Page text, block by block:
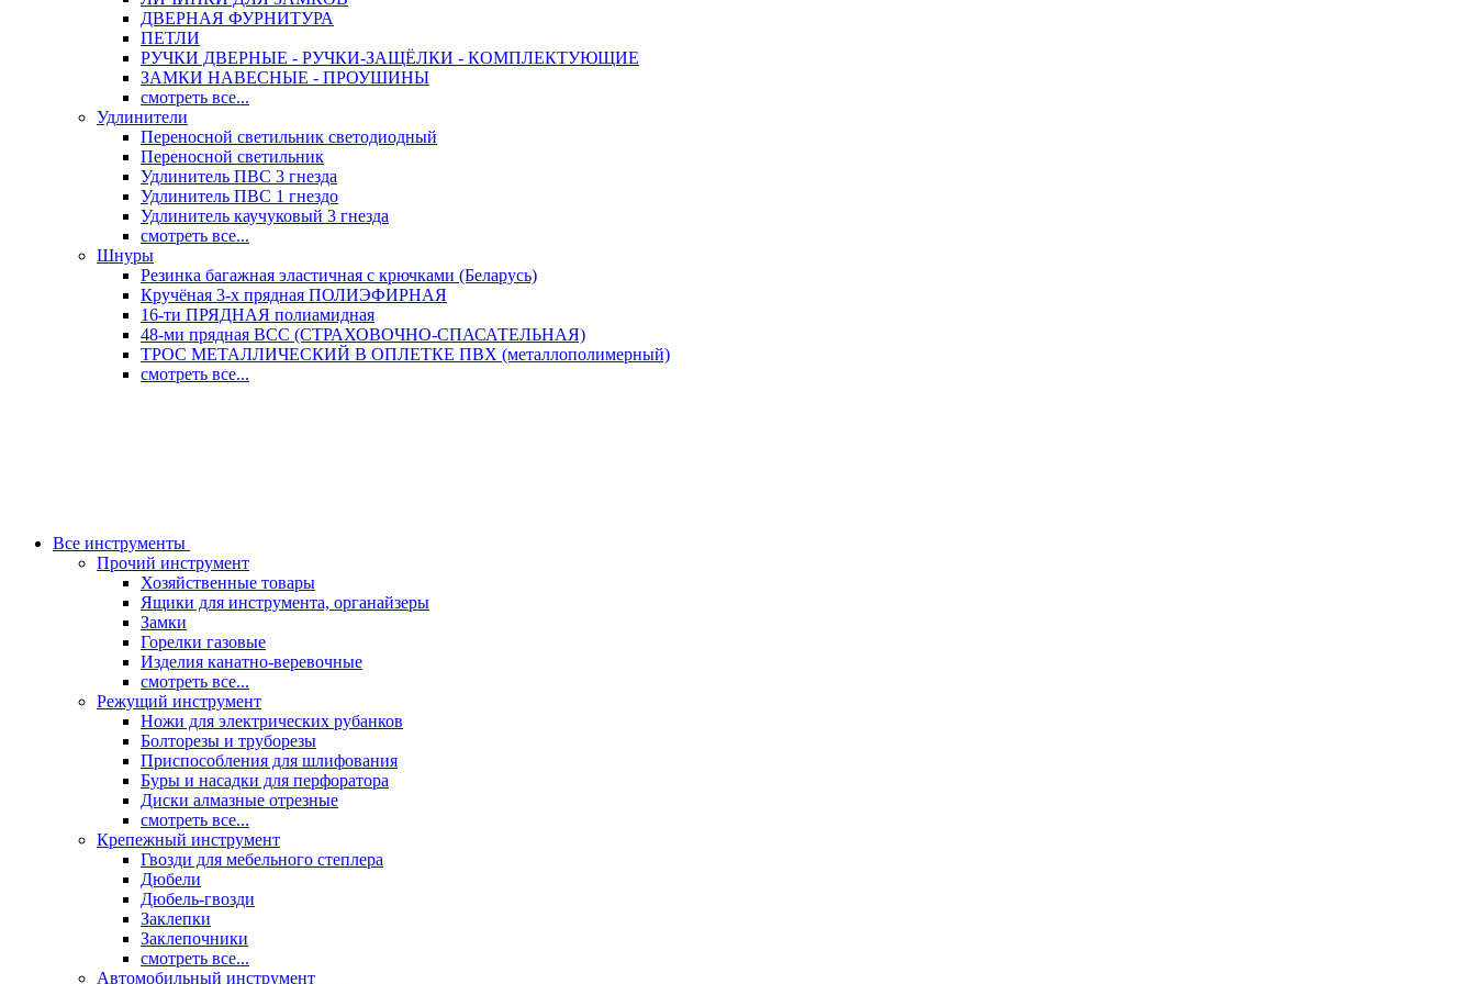
ДВЕРНАЯ ФУРНИТУРА
ПЕТЛИ
РУЧКИ ДВЕРНЫЕ - РУЧКИ-ЗАЩЁЛКИ - КОМПЛЕКТУЮЩИЕ
ЗАМКИ НАВЕСНЫЕ - ПРОУШИНЫ
смотреть все...
Удлинители
Переносной светильник светодиодный
Переносной светильник
Удлинитель ПВС 3 гнезда
Удлинитель ПВС 1 гнездо
Удлинитель каучуковый 3 гнезда
смотреть все...
Шнуры
Резинка багажная эластичная с крючками (Беларусь)
Кручёная 3-х прядная ПОЛИЭФИРНАЯ
16-ти ПРЯДНАЯ полиамидная
48-ми прядная ВСС (СТРАХОВОЧНО-СПАСАТЕЛЬНАЯ)
ТРОС МЕТАЛЛИЧЕСКИЙ В ОПЛЕТКЕ ПВХ (металлополимерный)
смотреть все...
Все инструменты
Прочий инструмент
Хозяйственные товары
Ящики для инструмента, органайзеры
Замки
Горелки газовые
Изделия канатно-веревочные
смотреть все...
Режущий инструмент
Ножи для электрических рубанков
Болторезы и труборезы
Приспособления для шлифования
Буры и насадки для перфоратора
Диски алмазные отрезные
смотреть все...
Крепежный инструмент
Гвозди для мебельного степлера
Дюбели
Дюбель-гвозди
Заклепки
Заклепочники
смотреть все...
Автомобильный инструмент